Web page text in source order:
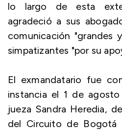
lo largo de esta
agradeció a sus
comunicación "grandes
simpatizantes "por su
El exmandatario fue
instancia el 1 de
jueza Sandra Heredia,
del Circuito de